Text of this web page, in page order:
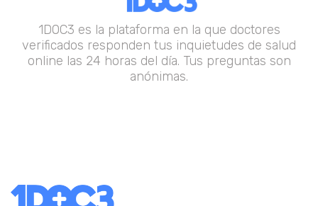
1DOC3 es la plataforma en la que doctores
verificados responden tus inquietudes de salud
online las 24 horas del día. Tus preguntas son
anónimas.